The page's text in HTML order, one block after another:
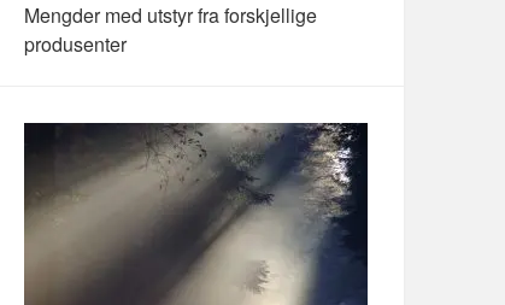
Mengder med utstyr fra forskjellige
produsenter